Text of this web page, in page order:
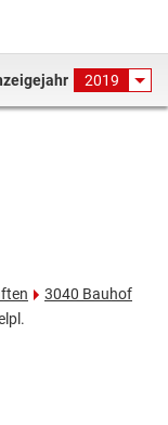
2019
3040 Bauhof